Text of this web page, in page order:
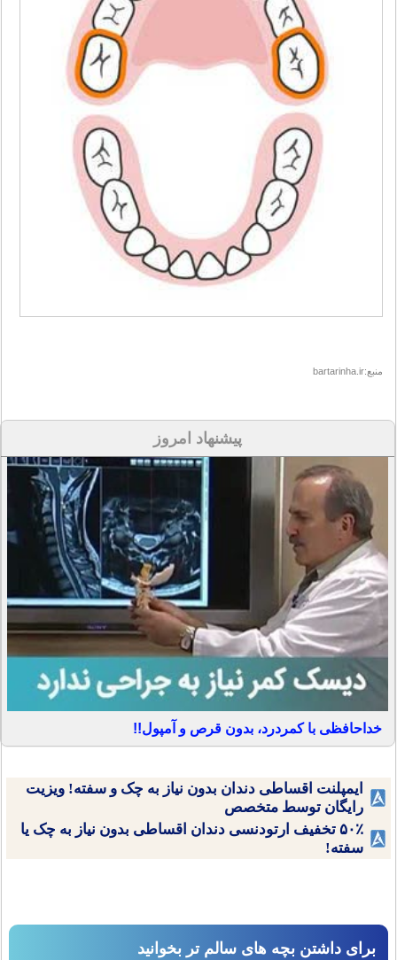
منبع:bartarinha.ir
پیشنهاد امروز
خداحافظی با کمردرد، بدون قرص و آمپول!!
ایمپلنت اقساطی دندان بدون نیاز به چک و سفته! ویزیت
رایگان توسط متخصص
۵۰٪ تخفیف ارتودنسی دندان اقساطی بدون نیاز به چک یا
سفته!
برای داشتن بچه های سالم تر بخوانید